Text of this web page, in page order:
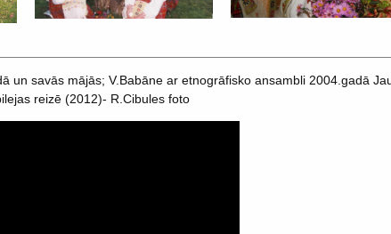
un savās mājās; V.Babāne ar etnogrāfisko ansambli 2004.gadā
reizē (2012)- R.Cibules foto